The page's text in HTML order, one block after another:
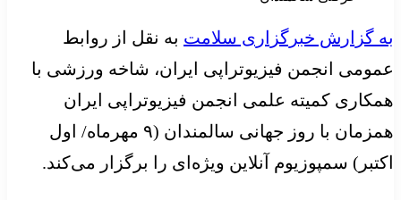
به گزارش خبرگزاری سلامت به نقل از روابط
عمومی انجمن فیزیوتراپی ایران، شاخه ورزشی با
همکاری کمیته علمی انجمن فیزیوتراپی ایران
همزمان با روز جهانی سالمندان (۹ مهرماه/ اول
اکتبر) سمپوزیوم آنلاین ویژه‌ای را برگزار می‌کند.